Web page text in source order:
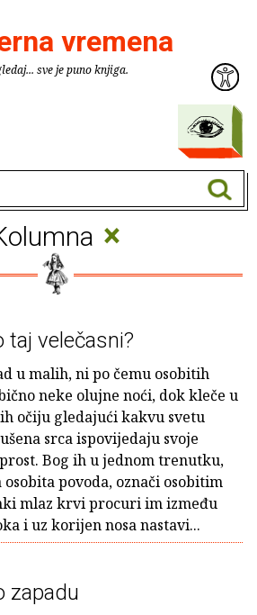
vremena
sve je puno knjiga.
×
taj velečasni?
u malih, ni po čemu osobitih
neke olujne noći, dok kleče u
očiju gledajući kakvu svetu
srca ispovijedaju svoje
Bog ih u jednom trenutku,
povoda, označi osobitim
mlaz krvi procuri im između
i uz korijen nosa nastavi...
zapadu